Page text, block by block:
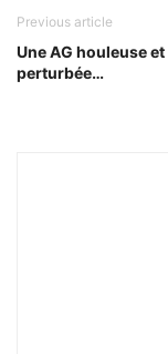
Previous article
Une AG houleuse et
perturbée…